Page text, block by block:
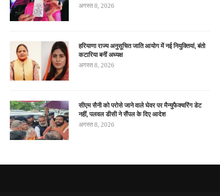
अगस्त 8, 2026
हरियाणा राज्य अनुसूचित जाति आयोग में नई नियुक्तियां, बंतो
कटारिया बनीं अध्यक्ष
अगस्त 8, 2026
सीएम सैनी को परोसे जाने वाले घेवर पर मैन्युफैक्चरिंग डेट
नहीं, पलवल डीसी ने सैंपल के दिए आदेश
अगस्त 8, 2026